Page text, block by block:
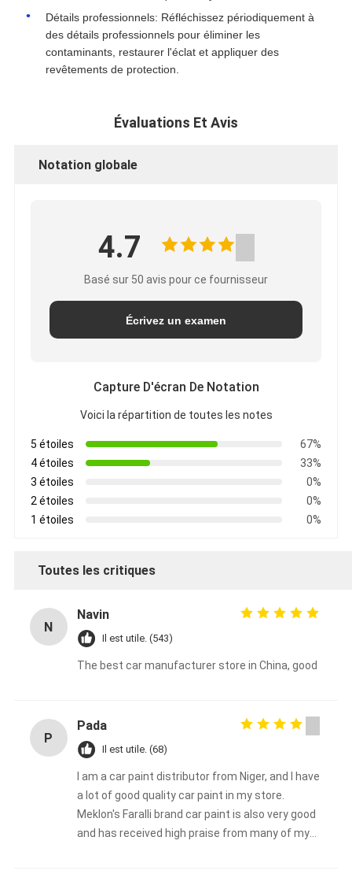
Détails professionnels: Réfléchissez périodiquement à
des détails professionnels pour éliminer les
contaminants, restaurer l'éclat et appliquer des
revêtements de protection.
Évaluations Et Avis
Notation globale
4.7
Basé sur 50 avis pour ce fournisseur
Écrivez un examen
Capture D'écran De Notation
Voici la répartition de toutes les notes
5 étoiles
67%
4 étoiles
33%
3 étoiles
0%
2 étoiles
0%
1 étoiles
0%
Toutes les critiques
N
Navin
Il est utile. (543)
The best car manufacturer store in China, good
P
Pada
Il est utile. (68)
I am a car paint distributor from Niger, and I have
a lot of good quality car paint in my store.
Meklon's Faralli brand car paint is also very good
and has received high praise from many of my